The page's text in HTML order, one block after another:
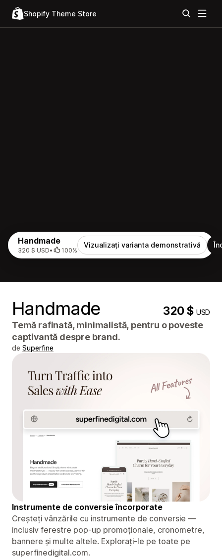
Shopify Theme Store
Handmade
320 $ USD• 100%
Vizualizați varianta demonstrativă
Handmade 320 $USD
Temă rafinată, minimalistă, pentru o poveste
captivantă despre brand.
de Superfine
Instrumente de conversie încorporate
Creșteți vânzările cu instrumente de conversie —
inclusiv ferestre pop-up promoționale, cronometre,
bannere și multe altele. Explorați-le pe toate pe
superfinedigital.com.